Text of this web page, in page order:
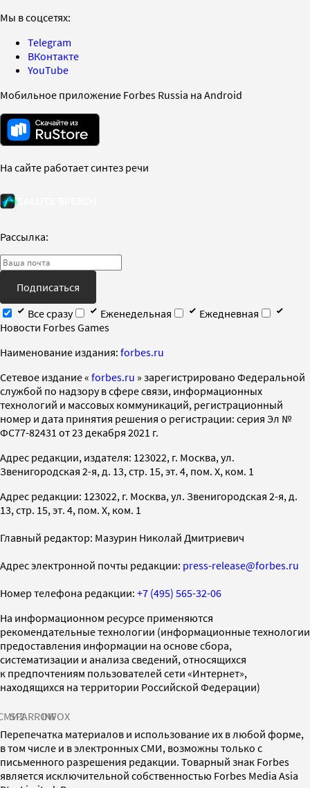
Мы в соцсетях:
Telegram
ВКонтакте
YouTube
Мобильное приложение Forbes Russia на Android
На сайте работает синтез речи
Рассылка:
Подписаться
Все сразу
Еженедельная
Ежедневная
Новости Forbes Games
Наименование издания: forbes.ru
Cетевое издание « forbes.ru » зарегистрировано Федеральной
службой по надзору в сфере связи, информационных
технологий и массовых коммуникаций, регистрационный
номер и дата принятия решения о регистрации: серия Эл №
ФС77-82431 от 23 декабря 2021 г.
Адрес редакции, издателя: 123022, г. Москва, ул.
Звенигородская 2-я, д. 13, стр. 15, эт. 4, пом. X, ком. 1
Адрес редакции: 123022, г. Москва, ул. Звенигородская 2-я, д.
13, стр. 15, эт. 4, пом. X, ком. 1
Главный редактор: Мазурин Николай Дмитриевич
Адрес электронной почты редакции: press-release@forbes.ru
Номер телефона редакции: +7 (495) 565-32-06
На информационном ресурсе применяются
рекомендательные технологии (информационные технологии
предоставления информации на основе сбора,
систематизации и анализа сведений, относящихся
к предпочтениям пользователей сети «Интернет»,
находящихся на территории Российской Федерации)
SPARROWINFOX
Перепечатка материалов и использование их в любой форме,
в том числе и в электронных СМИ, возможны только с
письменного разрешения редакции. Товарный знак Forbes
является исключительной собственностью Forbes Media Asia